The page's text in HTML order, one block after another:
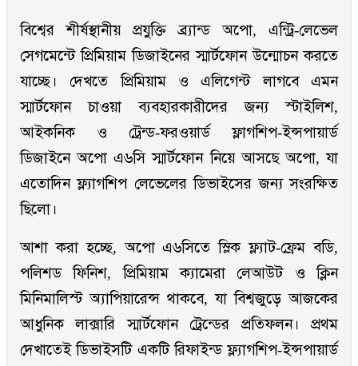
বিশ্বের শীর্ষস্থানীয় প্রযুক্তি ব্র্যান্ড অপো, এন্ট্রি-লেভেল
সেগমেন্টে প্রিমিয়াম ডিজাইনের স্মার্টফোন উন্মোচন করতে
যাচ্ছে। দেখতে প্রিমিয়াম ও এলিগেন্ট লাগবে এমন
স্মার্টফোন চাওয়া ব্যবহারকারীদের জন্য স্টাইলিশ,
আইকনিক ও ট্রেন্ড-ফরওয়ার্ড ফ্লাগশিপ-ইন্সপায়ার্ড
ডিজাইনে অপো এ৬সি স্মার্টফোন নিয়ে আসছে অপো, যা
এতোদিন ফ্ল্যাগশিপ লেভেলের ডিভাইসের জন্য সংরক্ষিত
ছিলো।
আশা করা হচ্ছে, অপো এ৬সিতে স্লিক ফ্ল্যাট-ফ্রেম বডি,
পলিশড ফিনিশ, প্রিমিয়াম ক্যামেরা লেআউট ও ক্লিন
মিনিমালিস্ট অ্যাপিয়ারেন্স থাকবে, যা বিশ্বজুড়ে আজকের
আধুনিক লাক্সারি স্মার্টফোন ট্রেন্ডের প্রতিফলন। প্রথম
দেখাতেই ডিভাইসটি একটি রিফাইন্ড ফ্ল্যাগশিপ-ইন্সপায়ার্ড